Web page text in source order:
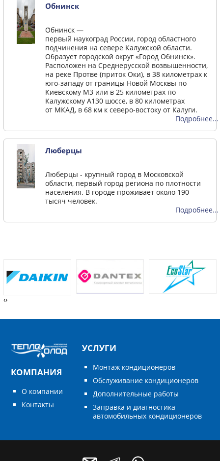
О́бнинск
О́бнинск —
первый наукоград России, город областного
подчинения на севере Калужской области.
Образует городской округ «Город Обнинск».
Расположен на Среднерусской возвышенности,
на реке Протве (приток Оки), в 38 километрах к
юго-западу от границы Новой Москвы по
Киевскому М3 или в 25 километрах по
Калужскому А130 шоссе, в 80 километрах
от МКАД, в 68 км к северо-востоку от Калуги.
Подробнее...
Люберцы
Люберцы - крупный город в Московской
области, первый город региона по плотности
населения. В городе проживает около 190
тысяч человек.
Подробнее...
‹›
КОМПАНИЯ
О компании
Контакты
УСЛУГИ
Монтаж кондиционеров
Обслуживание кондиционеров
Дополнительные работы
Заправка и диагностика
автомобильных кондиционеров